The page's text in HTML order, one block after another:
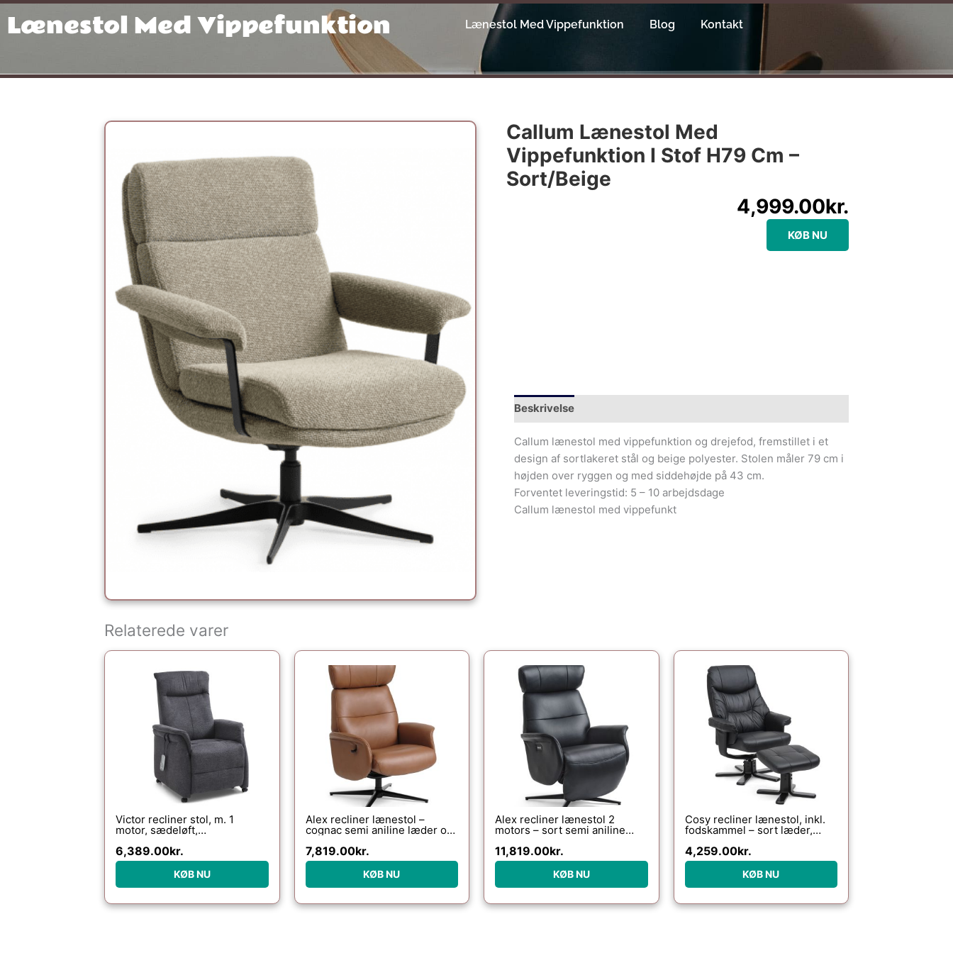
Gå
Lænestol Med Vippefunktion Lænestol Med Vippefunktion Blog Kontakt
Callum Lænestol Med
Vippefunktion I Stof H79 Cm –
Sort/Beige
4,999.00kr.
KØB NU
Beskrivelse
Callum lænestol med vippefunktion og drejefod, fremstillet i et
design af sortlakeret stål og beige polyester. Stolen måler 79 cm i
højden over ryggen og med siddehøjde på 43 cm.
Forventet leveringstid: 5 – 10 arbejdsdage
Callum lænestol med vippefunkt
Relaterede varer
Victor recliner stol, m. 1
motor, sædeløft,
armlæn, hjul – antracitgrå stof
6,389.00kr.
KØB NU
Alex recliner lænestol –
cognac semi aniline læder og
7,819.00kr.
KØB NU
Alex recliner lænestol 2
motors – sort semi aniline
11,819.00kr.
KØB NU
Cosy recliner lænestol, inkl.
fodskammel – sort læder,
4,259.00kr.
KØB NU